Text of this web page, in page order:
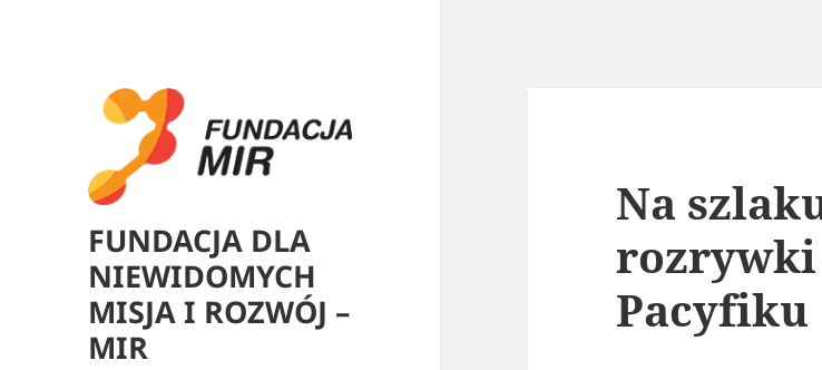
FUNDACJA DLA
NIEWIDOMYCH
MISJA I ROZWÓJ –
MIR
Na
rozrywki
Pacyfiku